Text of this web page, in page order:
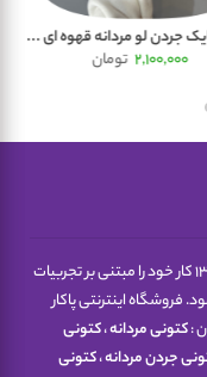
جردن لو مردانه قهوه ای ...
2,100,000 تومان
که در سال 1398 کار خود را مبتنی بر تجربیات
فروشگاه اینترنتی پاکار
:کتونی مردانه،کتونی
جردن مردانه،کتونی